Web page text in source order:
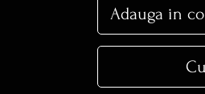
Adauga in